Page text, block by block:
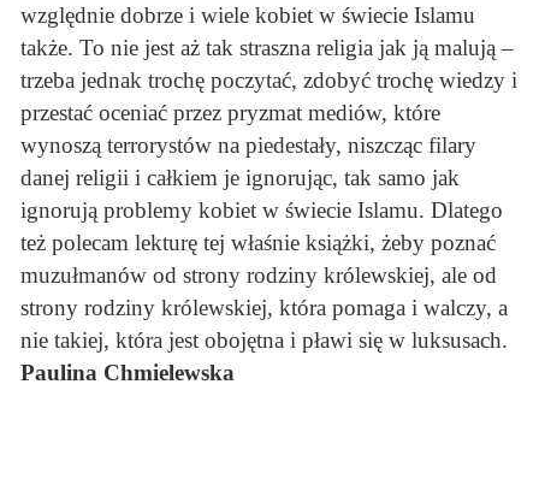
względnie dobrze i wiele kobiet w świecie Islamu
także. To nie jest aż tak straszna religia jak ją malują –
trzeba jednak trochę poczytać, zdobyć trochę wiedzy i
przestać oceniać przez pryzmat mediów, które
wynoszą terrorystów na piedestały, niszcząc filary
danej religii i całkiem je ignorując, tak samo jak
ignorują problemy kobiet w świecie Islamu. Dlatego
też polecam lekturę tej właśnie książki, żeby poznać
muzułmanów od strony rodziny królewskiej, ale od
strony rodziny królewskiej, która pomaga i walczy, a
nie takiej, która jest obojętna i pławi się w luksusach.
Paulina Chmielewska